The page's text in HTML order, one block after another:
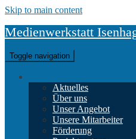
Skip to main content
Medienwerkstatt
Toggle navigation
Aktuelles
Über uns
Unser Angebot
Unsere Mitarbeiter
Förderung